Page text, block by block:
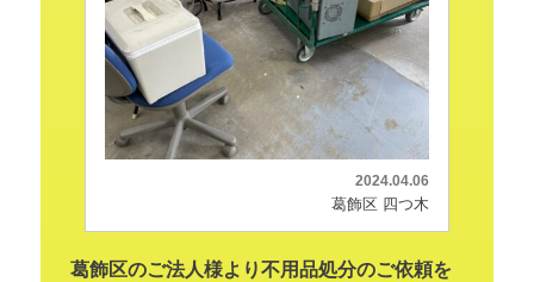
2024.04.06
葛飾区 四つ木
葛飾区のご法人様より不用品処分のご依頼を